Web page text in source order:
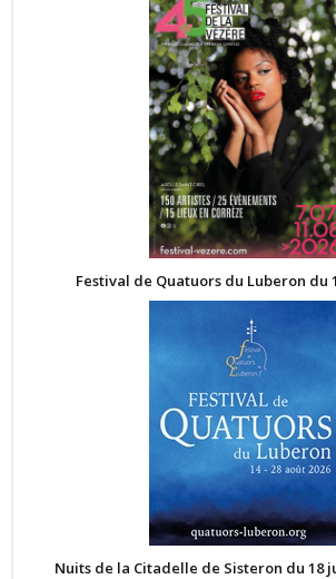
Festival de Quatuors du Luberon du
Nuits de la Citadelle de Sisteron du 18